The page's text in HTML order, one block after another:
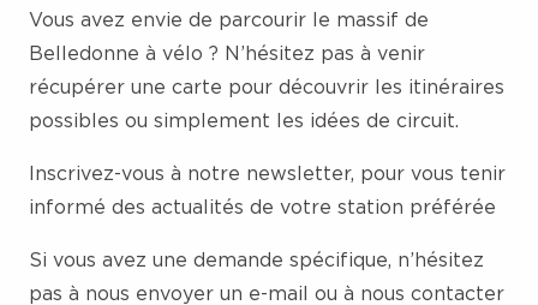
Vous avez envie de parcourir le massif de
Belledonne à vélo ? N’hésitez pas à venir
récupérer une carte pour découvrir les itinéraires
possibles ou simplement les idées de circuit.
Inscrivez-vous à notre newsletter, pour vous tenir
informé des actualités de votre station préférée
Si vous avez une demande spécifique, n’hésitez
pas à nous envoyer un e-mail ou à nous contacter